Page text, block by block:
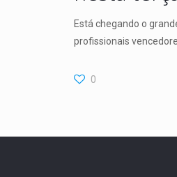
Está chegando o
profissionais
0